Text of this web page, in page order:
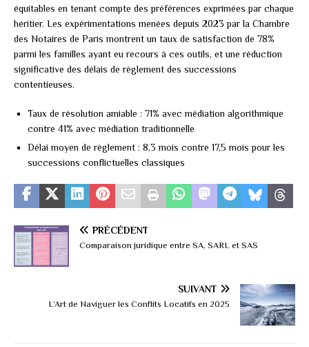
équitables en tenant compte des préférences exprimées par chaque
héritier. Les expérimentations menées depuis 2023 par la Chambre
des Notaires de Paris montrent un taux de satisfaction de 78%
parmi les familles ayant eu recours à ces outils, et une réduction
significative des délais de règlement des successions
contentieuses.
Taux de résolution amiable : 71% avec médiation algorithmique
contre 41% avec médiation traditionnelle
Délai moyen de règlement : 8,3 mois contre 17,5 mois pour les
successions conflictuelles classiques
PRÉCÉDENT
Comparaison juridique entre SA, SARL et SAS
SUIVANT
L’Art de Naviguer les Conflits Locatifs en 2025